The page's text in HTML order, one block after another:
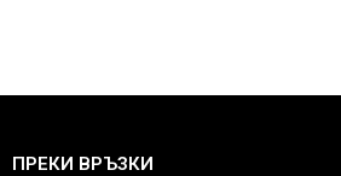
ПРЕКИ ВРЪЗКИ